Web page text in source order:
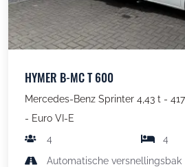
HYMER B-MC T 600
Mercedes-Benz Sprinter 4,43 t -
- Euro VI-E
4
4
Automatische versnellingsbak